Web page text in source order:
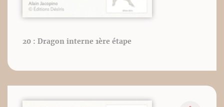
20 : Dragon interne 1ère étape